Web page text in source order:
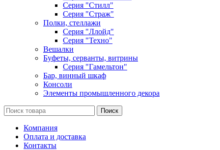
Серия "Стилл"
Серия "Страж"
Полки, стеллажи
Серия "Ллойд"
Серия "Техно"
Вешалки
Буфеты, серванты, витрины
Серия "Гамельтон"
Бар, винный шкаф
Консоли
Элементы промышленного декора
Поиск
Компания
Оплата и доставка
Контакты